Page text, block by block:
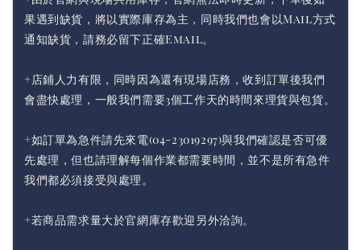
果遇到缺貨，將以實際庫存為主，同時我們也會以Mail方式
通知缺貨，請務必留下正確Email。
+店鋪人力有限，同時因為還有現場店務，收到訂單後我們
會盡快處理，一般我們需要3個工作天的時間來理貨與包貨。
+如訂單為急件請先來電(04-23019297)與我們確認是否可優
先處理，但也請理解每個作業都需要時間，並不是所有急件
我們都必須接受與處理。
+若商品需求量大於官網庫存歡迎另外洽詢。